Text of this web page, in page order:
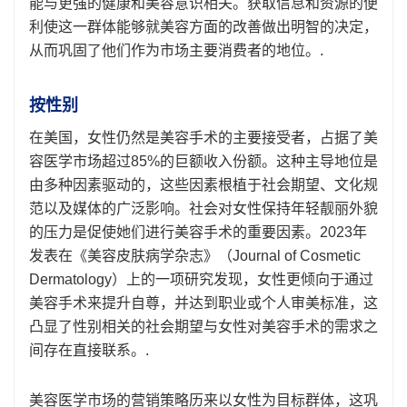
能与更强的健康和美容意识相关。获取信息和资源的便
利使这一群体能够就美容方面的改善做出明智的决定，
从而巩固了他们作为市场主要消费者的地位。.
按性别
在美国，女性仍然是美容手术的主要接受者，占据了美
容医学市场超过85%的巨额收入份额。这种主导地位是
由多种因素驱动的，这些因素根植于社会期望、文化规
范以及媒体的广泛影响。社会对女性保持年轻靓丽外貌
的压力是促使她们进行美容手术的重要因素。2023年
发表在《美容皮肤病学杂志》（Journal of Cosmetic
Dermatology）上的一项研究发现，女性更倾向于通过
美容手术来提升自尊，并达到职业或个人审美标准，这
凸显了性别相关的社会期望与女性对美容手术的需求之
间存在直接联系。.
美容医学市场的营销策略历来以女性为目标群体，这巩